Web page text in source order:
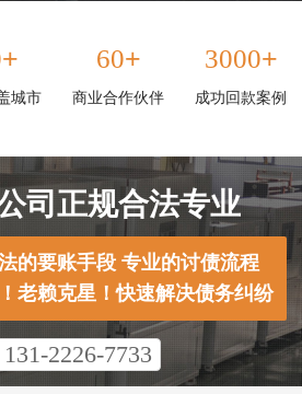
+
城市
60+
商业合作伙伴
3000+
成功回款案例
司正规合法专业
的要账手段 专业的讨债流程
老赖克星！快速解决债务纠纷
131-2226-7733